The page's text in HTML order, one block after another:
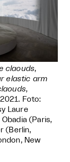
claouds,
elastic arm
,
Foto:
Laure
(Paris,
(Berlin,
New